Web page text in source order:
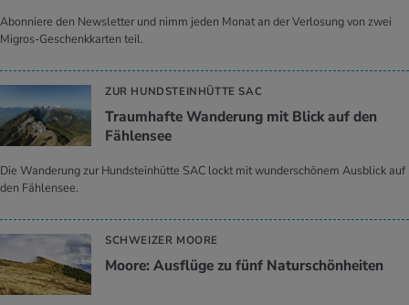
Abonniere den Newsletter und nimm jeden Monat an der Verlosung von zwei
Migros-Geschenkkarten teil.
ZUR HUNDSTEINHÜTTE SAC
Traumhafte Wanderung mit Blick auf den
Fählensee
Die Wanderung zur Hundsteinhütte SAC lockt mit wunderschönem Ausblick auf
den Fählensee.
SCHWEIZER MOORE
Moore: Ausflüge zu fünf Naturschönheiten